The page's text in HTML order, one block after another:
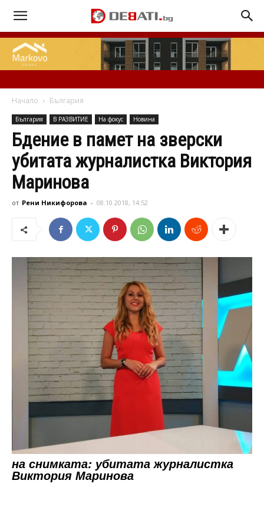
Начало България
България В РАЗВИТИЕ На фокус Новина
Бдение в памет на зверски
убитата журналистка Виктория
Маринова
от Рени Никифорова - 08.10.2018, 14:52
на снимката: убитата журналистка
Виктория Маринова